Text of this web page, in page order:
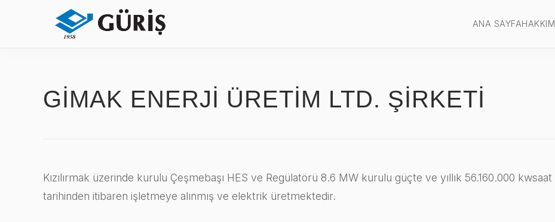
ANA SAYFA
GİMAK ENERJİ ÜRETİM LTD. ŞİRKETİ
Kızılırmak üzerinde kurulu Çeşmebaşı HES ve Regülatörü 8.6 MW kurulu güçte ve yıllık 56.160.000
tarihinden itibaren işletmeye alınmış ve elektrik üretmektedir.